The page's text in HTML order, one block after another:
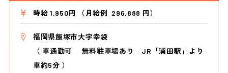
時給 1,950円 （月給例 296,888 円）
福岡県飯塚市大字幸袋
（ 車通勤可 無料駐車場あり JR「浦田駅」より
車約5分 ）